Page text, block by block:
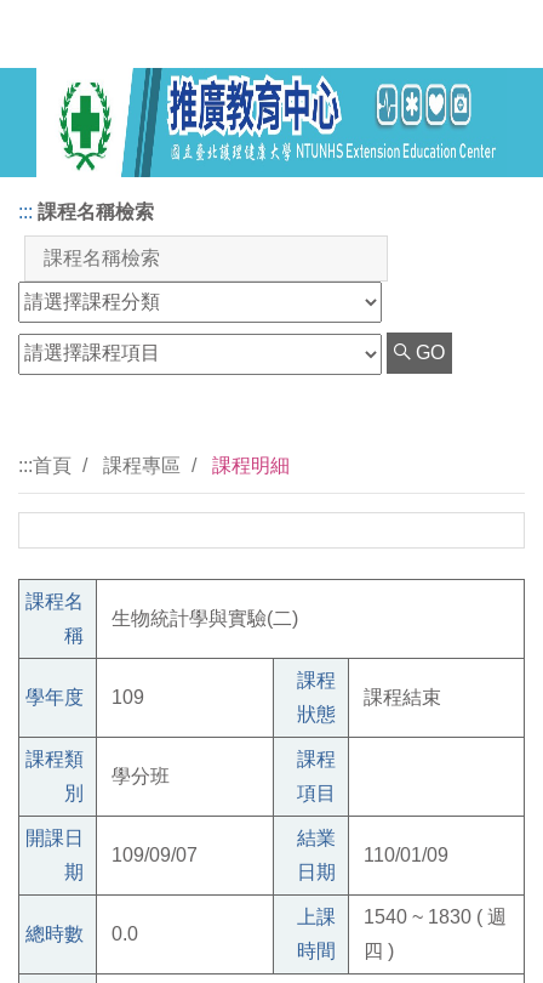
::: 課程名稱檢索
GO
:::首頁 課程專區 課程明細
課程名
稱
生物統計學與實驗(二)
學年度 109
課程
狀態
課程結束
課程類
別
學分班
課程
項目
開課日
期
109/09/07
結業
日期
110/01/09
總時數 0.0
上課
時間
1540 ~ 1830 ( 週
四 )